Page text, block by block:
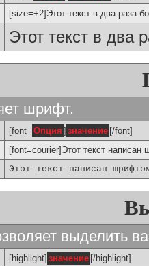
[size=+2]Этот текст в два раза
Этот текст в два
шрифт.
[font= Опция ] значение [/font]
[font=courier]Этот текст
Этот текст написан
выделить
[highlight] значение [/highlight]